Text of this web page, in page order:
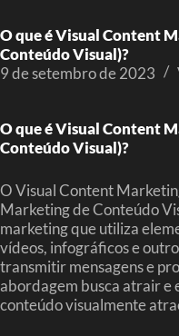
O que é Visual Content
Conteúdo Visual)?
9 de setembro de 2023
O que é Visual Content
Conteúdo Visual)?
O Visual Content
Marketing de Conteúdo
marketing que utiliza
vídeos, infográficos e
transmitir mensagens e
abordagem busca atrair e
conteúdo visualmente